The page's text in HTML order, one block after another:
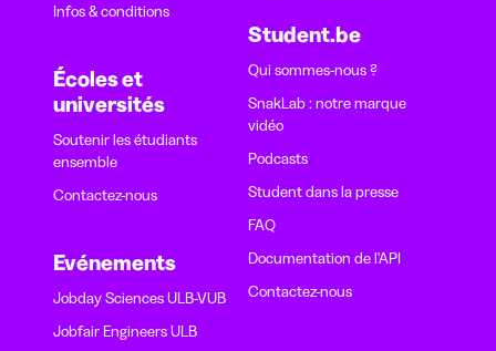
Infos & conditions
Écoles et
universités
Soutenir les étudiants
ensemble
Contactez-nous
Evénements
Jobday Sciences ULB-VUB
Jobfair Engineers ULB
Student.be
Qui sommes-nous ?
SnakLab : notre marque
vidéo
Podcasts
Student dans la presse
FAQ
Documentation de l'API
Contactez-nous